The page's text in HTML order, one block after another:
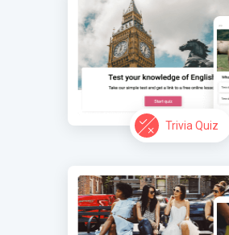
Trivia Quiz